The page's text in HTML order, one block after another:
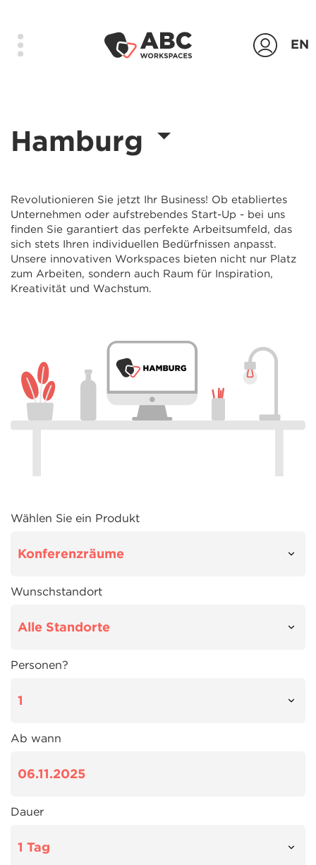
EN
Standorte
Kontakt
Login
Anfrage senden
Hamburg
Revolutionieren Sie jetzt Ihr Business! Ob etabliertes
Unternehmen oder aufstrebendes Start-Up - bei uns
finden Sie garantiert das perfekte Arbeitsumfeld, das
sich stets Ihren individuellen Bedürfnissen anpasst.
Unsere innovativen Workspaces bieten nicht nur Platz
zum Arbeiten, sondern auch Raum für Inspiration,
Kreativität und Wachstum.
Wählen Sie ein Produkt
Wunschstandort
Personen?
Ab wann
Dauer